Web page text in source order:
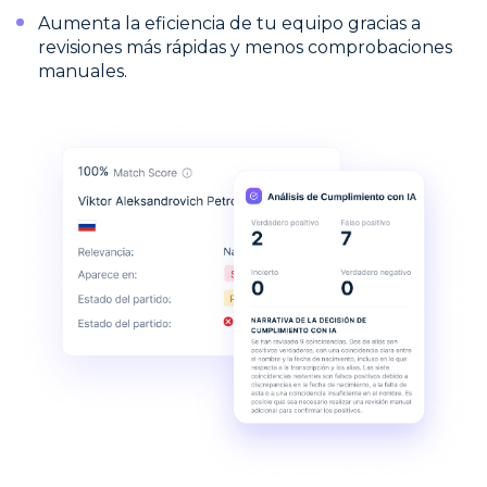
Aumenta la eficiencia de tu equipo gracias a
revisiones más rápidas y menos comprobaciones
manuales.